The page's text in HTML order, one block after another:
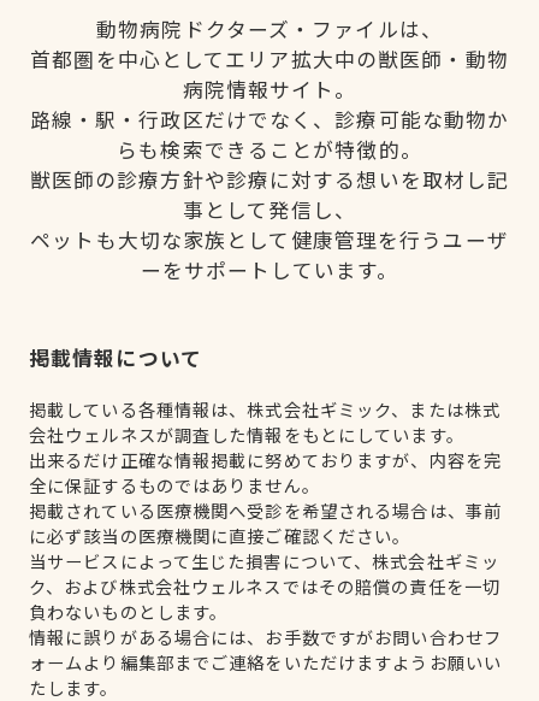
動物病院ドクターズ・ファイルは、
首都圏を中心としてエリア拡大中の獣医師・動物
病院情報サイト。
路線・駅・行政区だけでなく、診療可能な動物か
らも検索できることが特徴的。
獣医師の診療方針や診療に対する想いを取材し記
事として発信し、
ペットも大切な家族として健康管理を行うユーザ
ーをサポートしています。
掲載情報について
掲載している各種情報は、株式会社ギミック、または株式
会社ウェルネスが調査した情報をもとにしています。
出来るだけ正確な情報掲載に努めておりますが、内容を完
全に保証するものではありません。
掲載されている医療機関へ受診を希望される場合は、事前
に必ず該当の医療機関に直接ご確認ください。
当サービスによって生じた損害について、株式会社ギミッ
ク、および株式会社ウェルネスではその賠償の責任を一切
負わないものとします。
情報に誤りがある場合には、お手数ですがお問い合わせフ
ォームより編集部までご連絡をいただけますようお願いい
たします。